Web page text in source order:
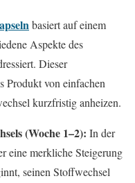
basiert auf einem
Aspekte des
Dieser
Produkt von einfachen
kurzfristig anheizen.
(Woche 1–2): In der
eine merkliche Steigerung
seinen Stoffwechsel